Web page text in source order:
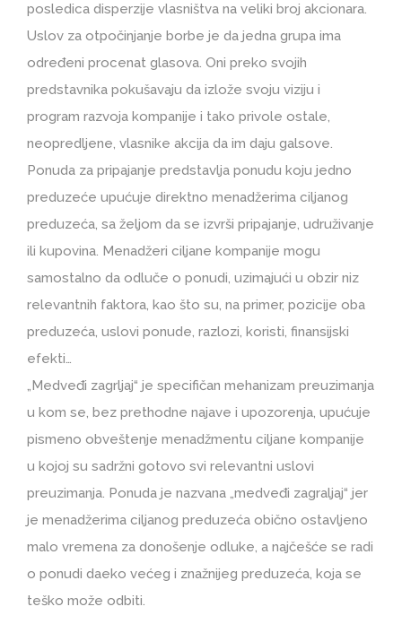
posledica disperzije vlasništva na veliki broj akcionara.
Uslov za otpočinjanje borbe je da jedna grupa ima
određeni procenat glasova. Oni preko svojih
predstavnika pokušavaju da izlože svoju viziju i
program razvoja kompanije i tako privole ostale,
neopredljene, vlasnike akcija da im daju galsove.
Ponuda za pripajanje predstavlja ponudu koju jedno
preduzeće upućuje direktno menadžerima ciljanog
preduzeća, sa željom da se izvrši pripajanje, udruživanje
ili kupovina. Menadžeri ciljane kompanije mogu
samostalno da odluče o ponudi, uzimajući u obzir niz
relevantnih faktora, kao što su, na primer, pozicije oba
preduzeća, uslovi ponude, razlozi, koristi, finansijski
efekti…
„Medveđi zagrljaj“ je specifičan mehanizam preuzimanja
u kom se, bez prethodne najave i upozorenja, upućuje
pismeno obveštenje menadžmentu ciljane kompanije
u kojoj su sadržni gotovo svi relevantni uslovi
preuzimanja. Ponuda je nazvana „medveđi zagraljaj“ jer
je menadžerima ciljanog preduzeća obično ostavljeno
malo vremena za donošenje odluke, a najčešće se radi
o ponudi daeko većeg i znažnijeg preduzeća, koja se
teško može odbiti.